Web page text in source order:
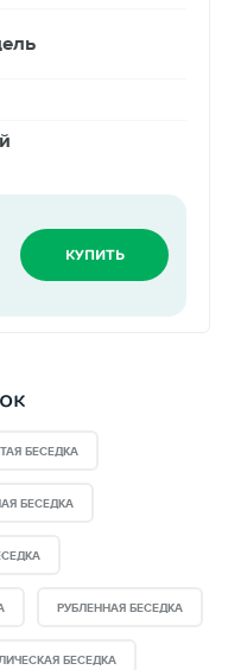
КУПИТЬ
БЕСЕДКА
БЕСЕДКА
РУБЛЕННАЯ БЕСЕДКА
БЕСЕДКА